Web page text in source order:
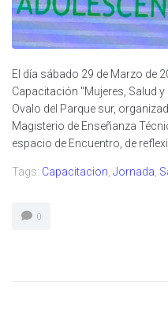
El día sábado 29 de Marzo de
Capacitación "Mujeres, Salud y
Ovalo del Parque sur,
Magisterio de Enseñanza
espacio de Encuentro, de
Tags: Capacitacion Jornada
0